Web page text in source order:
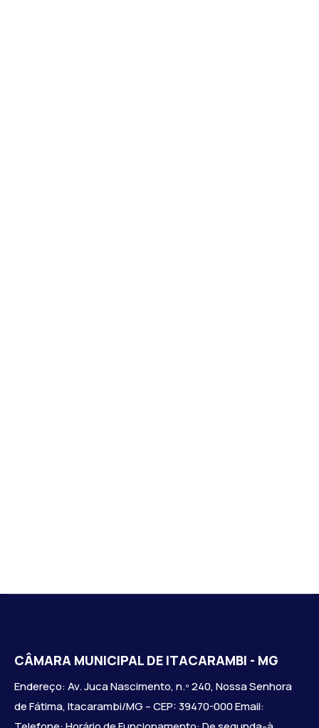
CÂMARA MUNICIPAL DE ITACARAMBI - MG
Endereço: Av. Juca Nascimento, n.º 240, Nossa Senhora
de Fátima, Itacarambi/MG – CEP: 39470-000 Email: